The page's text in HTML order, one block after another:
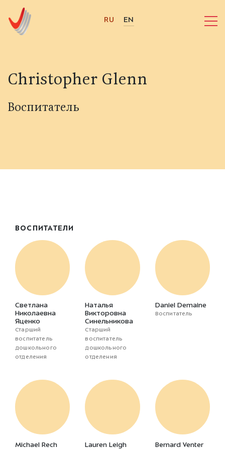
RU EN
Christopher Glenn
Воспитатель
ВОСПИТАТЕЛИ
Светлана
Николаевна
Яценко
Старший
воспитатель
дошкольного
отделения
Наталья
Викторовна
Синельникова
Старший
воспитатель
дошкольного
отделения
Daniel Demaine
Воспитатель
Michael Rech Lauren Leigh Bernard Venter